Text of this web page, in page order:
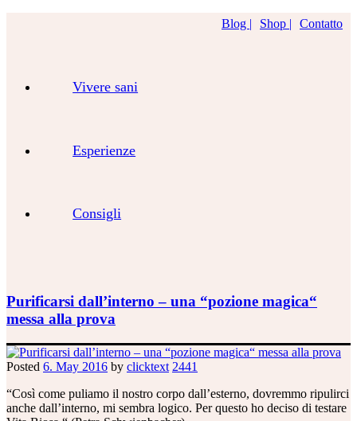
Blog | Shop | Contatto
Vivere sani
Esperienze
Consigli
Purificarsi dall’interno – una “pozione magica“
messa alla prova
Posted 6. May 2016 by clicktext 2441
“Così come puliamo il nostro corpo dall’esterno, dovremmo ripulirci
anche dall’interno, mi sembra logico. Per questo ho deciso di testare